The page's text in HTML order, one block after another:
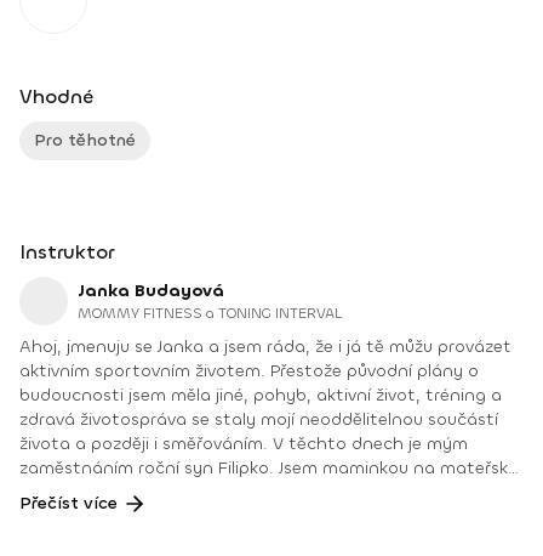
Vhodné
Pro těhotné
Instruktor
Janka Budayová
MOMMY FITNESS a TONING INTERVAL
Ahoj, jmenuju se Janka a jsem ráda, že i já tě můžu provázet
aktivním sportovním životem. Přestože původní plány o
budoucnosti jsem měla jiné, pohyb, aktivní život, tréning a
zdravá životospráva se staly mojí neoddělitelnou součástí
života a později i směřováním. V těchto dnech je mým
zaměstnáním roční syn Filipko. Jsem maminkou na mateřské
dovolené, kterou si mimořádně užívám. Díky úžasné podpoře
rodiny a okolí se i v tomto období můžu věnovat své práci
Přečíst více